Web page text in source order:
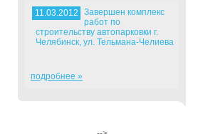
11.03.2012
Завершен комплекс
работ по
строительству автопарковки г.
Челябинск, ул. Тельмана-Челиева
подробнее »